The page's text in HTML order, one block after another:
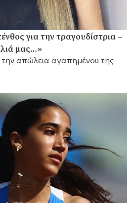
για την τραγουδίστρια –
μας…»
απώλεια αγαπημένου της